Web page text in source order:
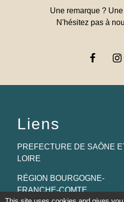
Une remarque ?
N'hésitez pas à
Liens
PREFECTURE DE SAÔNE
LOIRE
RÉGION BOURGOGNE-
FRANCHE-COMTE